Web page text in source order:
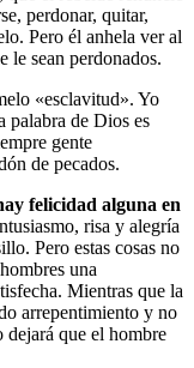
perdonar, quitar,
Pero él anhela ver al
le sean perdonados.
«esclavitud». Yo
palabra de Dios es
gente
de pecados.
felicidad alguna en
risa y alegría
Pero estas cosas no
una
Mientras que la
arrepentimiento y no
dejará que el hombre